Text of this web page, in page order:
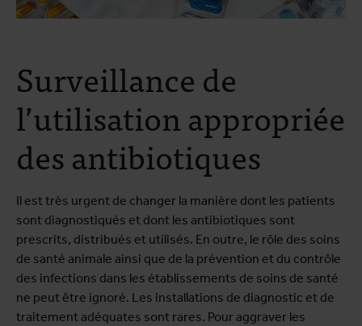
Surveillance de
l’utilisation appropriée
des antibiotiques
Il est très urgent de changer la manière dont les patients
sont diagnostiqués et dont les antibiotiques sont
prescrits, distribués et utilisés. En outre, le rôle des soins
de santé animale ainsi que de la prévention et du contrôle
des infections dans les établissements de soins de santé
ne peut être ignoré. Les installations de diagnostic et de
traitement adéquates sont rares. Pour aggraver les